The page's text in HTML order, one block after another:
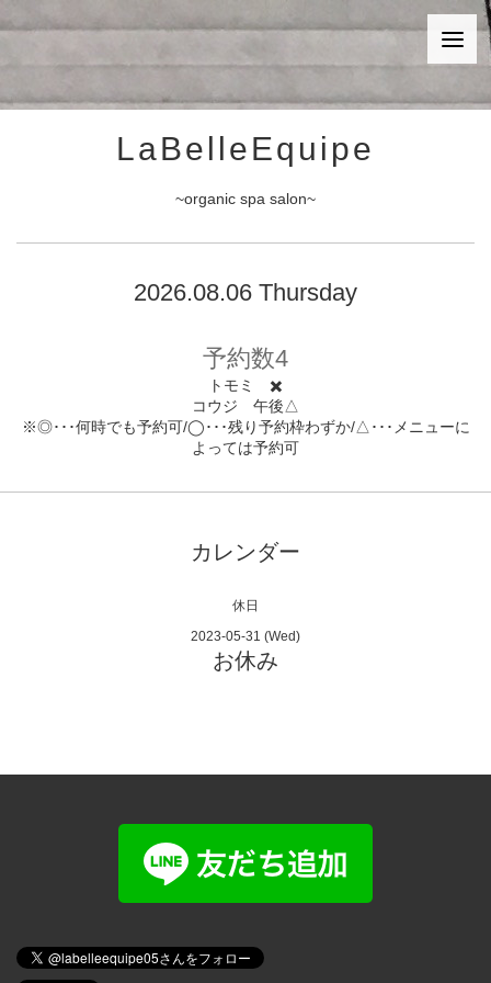
LaBelleEquipe
~organic spa salon~
2026.08.06 Thursday
予約数4
トモミ ✖️
コウジ 午後△
※◎･･･何時でも予約可/◯･･･残り予約枠わずか/△･･･メニューに
よっては予約可
カレンダー
休日
2023-05-31 (Wed)
お休み